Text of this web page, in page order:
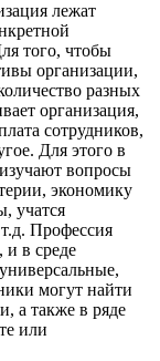
лежат
того, чтобы
организации,
разных
организация,
сотрудников,
Для этого в
вопросы
экономику
учатся
Профессия
и в среде
могут найти
а также в ряде
или